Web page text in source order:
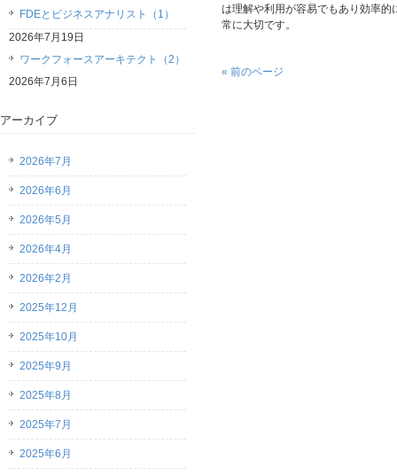
は理解や利用が容易でもあり効率
常に大切です。
« 前のページ
FDEとビジネスアナリスト（1）
2026年7月19日
ワークフォースアーキテクト（2）
2026年7月6日
アーカイブ
2026年7月
2026年6月
2026年5月
2026年4月
2026年2月
2025年12月
2025年10月
2025年9月
2025年8月
2025年7月
2025年6月